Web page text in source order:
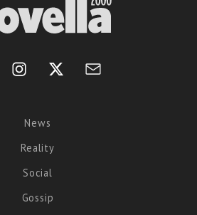
News
Reality
Social
Gossip